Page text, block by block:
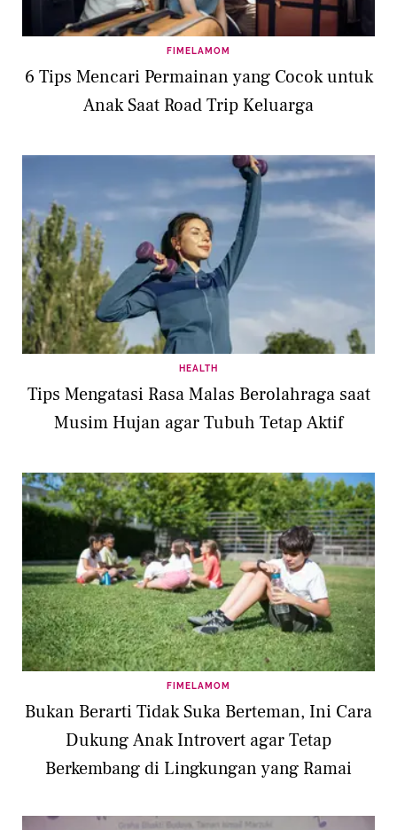
FIMELAMOM
6 Tips Mencari Permainan yang Cocok untuk
Anak Saat Road Trip Keluarga
HEALTH
Tips Mengatasi Rasa Malas Berolahraga saat
Musim Hujan agar Tubuh Tetap Aktif
FIMELAMOM
Bukan Berarti Tidak Suka Berteman, Ini Cara
Dukung Anak Introvert agar Tetap
Berkembang di Lingkungan yang Ramai